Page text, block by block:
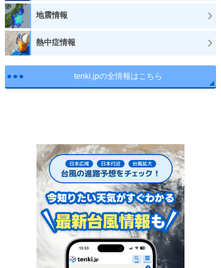
地震情報
熱中症情報
tenki.jpの全情報はこちら